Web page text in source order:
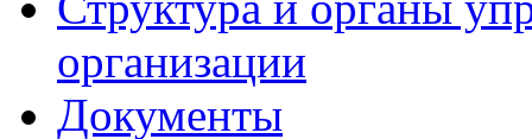
организации
Документы